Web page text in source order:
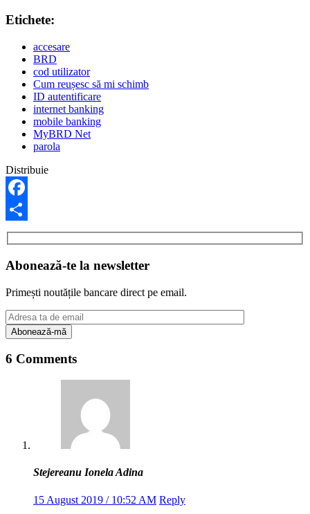
Etichete:
accesare
BRD
cod utilizator
Cum reușesc să mi schimb
ID autentificare
internet banking
mobile banking
MyBRD Net
parola
Distribuie
Facebook
Share
Abonează-te la newsletter
Primești noutățile bancare direct pe email.
6 Comments
Stejereanu Ionela Adina
15 August 2019 / 10:52 AM Reply